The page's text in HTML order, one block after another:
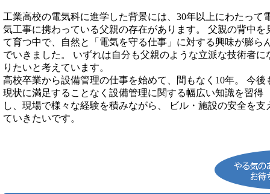
工業高校の電気科に進学した背景には、30年以上にわたって
気工事に携わっている父親の存在があります。 父親の背中を
て育つ中で、自然と「電気を守る仕事」に対する興味が膨ら
でいきました。 いずれは自分も父親のような立派な技術者に
りたいと考えています。
高校卒業から設備管理の仕事を始めて、間もなく10年。 今後
現状に満足することなく設備管理に関する幅広い知識を習得
し、現場で様々な経験を積みながら、 ビル・施設の安全を支
ていきたいです。